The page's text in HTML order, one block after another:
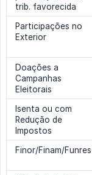
trib. favorecida
Participações no
Exterior
Doações a
Campanhas
Eleitorais
Isenta ou com
Redução de
Impostos
Finor/Finam/Funres